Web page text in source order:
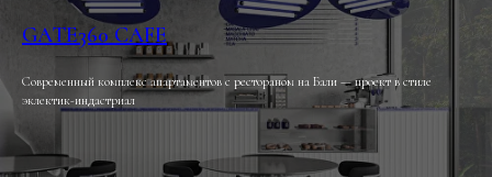
GATE360 CAFE
Современный комплекс апартаментов с рестораном на Бали — проект в стиле
эклектик-индастриал